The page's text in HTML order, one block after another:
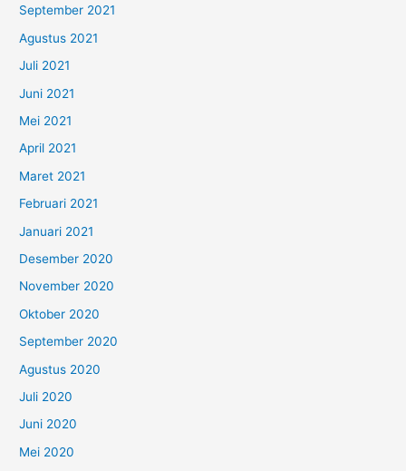
September 2021
Agustus 2021
Juli 2021
Juni 2021
Mei 2021
April 2021
Maret 2021
Februari 2021
Januari 2021
Desember 2020
November 2020
Oktober 2020
September 2020
Agustus 2020
Juli 2020
Juni 2020
Mei 2020